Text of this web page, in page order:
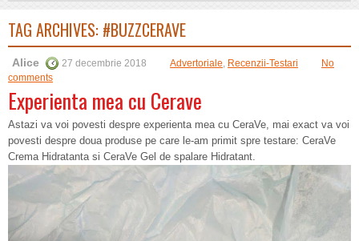
TAG ARCHIVES: #BUZZCERAVE
Alice 27 decembrie 2018 Advertoriale, Recenzii-Testari
No
comments
Experienta mea cu Cerave
Astazi va voi povesti despre experienta mea cu CeraVe, mai exact va voi
povesti despre doua produse pe care le-am primit spre testare: CeraVe
Crema Hidratanta si CeraVe Gel de spalare Hidratant.